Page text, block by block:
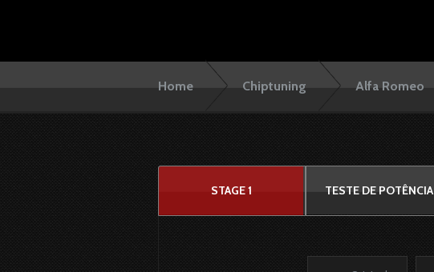
Home Chiptuning Alfa Romeo
STAGE 1 TESTE DE POTÊNCIA